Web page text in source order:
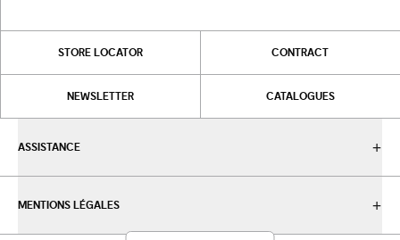
STORE LOCATOR CONTRACT
NEWSLETTER CATALOGUES
ASSISTANCE
MENTIONS LÉGALES